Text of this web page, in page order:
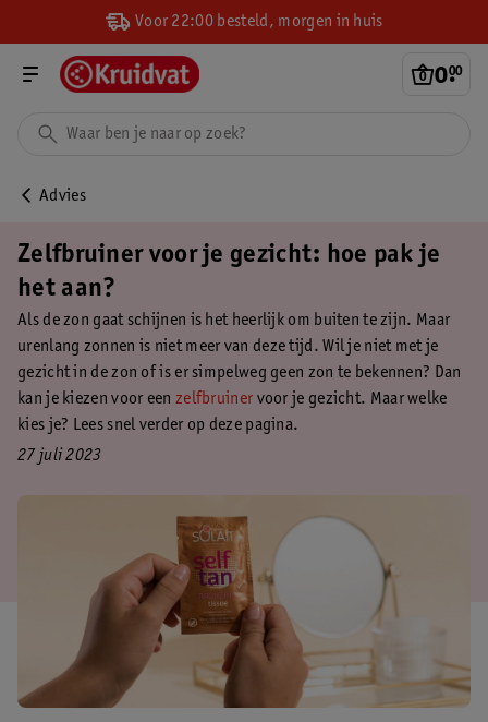
Voor 22:00 besteld, morgen in huis
0.
00
Advies
Zelfbruiner voor je gezicht: hoe pak je
het aan?
Als de zon gaat schijnen is het heerlijk om buiten te zijn. Maar
urenlang zonnen is niet meer van deze tijd. Wil je niet met je
gezicht in de zon of is er simpelweg geen zon te bekennen? Dan
kan je kiezen voor een zelfbruiner voor je gezicht. Maar welke
kies je? Lees snel verder op deze pagina.
27 juli 2023